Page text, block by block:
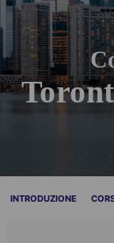
INTRODUZIONE